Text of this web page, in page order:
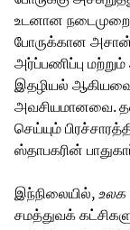
உடனான
போருக்கான
அர்ப்பணிப்பு
இதழியல் ஆகியவை
அவசியமானவை.
செய்யும்
ஸ்தாபகரின்
இந்நிலையில்,உலக
சமத்துவக்